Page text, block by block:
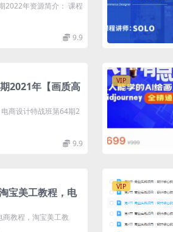
2022年资源简介： 课程
9.9
2021年【画质高
商设计特战班第64期2
9.9
VIP
宝美工教程，电
教程，淘宝美工教
VIP